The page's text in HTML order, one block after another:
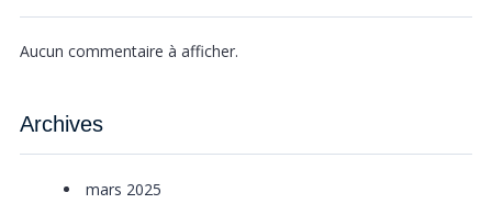
Aucun commentaire à afficher.
Archives
mars 2025